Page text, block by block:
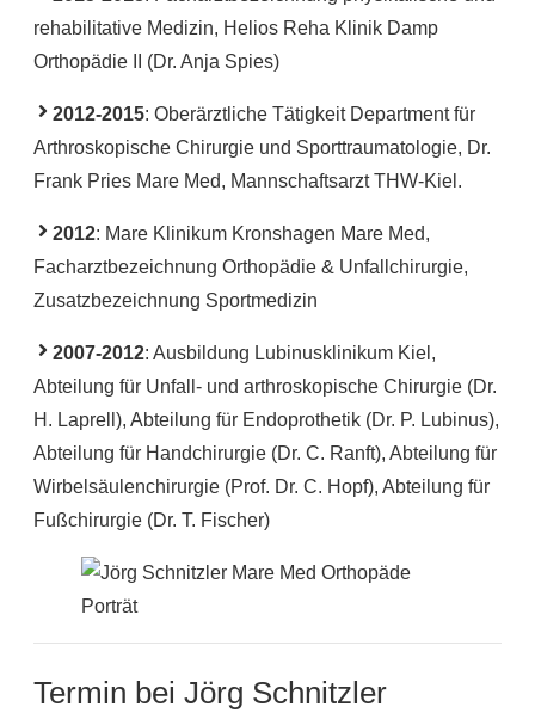
rehabilitative Medizin, Helios Reha Klinik Damp
Orthopädie II (Dr. Anja Spies)
2012-2015: Oberärztliche Tätigkeit Department für
Arthroskopische Chirurgie und Sporttraumatologie, Dr.
Frank Pries Mare Med, Mannschaftsarzt THW-Kiel.
2012: Mare Klinikum Kronshagen Mare Med,
Facharztbezeichnung Orthopädie & Unfallchirurgie,
Zusatzbezeichnung Sportmedizin
2007-2012: Ausbildung Lubinusklinikum Kiel,
Abteilung für Unfall- und arthroskopische Chirurgie (Dr.
H. Laprell), Abteilung für Endoprothetik (Dr. P. Lubinus),
Abteilung für Handchirurgie (Dr. C. Ranft), Abteilung für
Wirbelsäulenchirurgie (Prof. Dr. C. Hopf), Abteilung für
Fußchirurgie (Dr. T. Fischer)
Termin bei Jörg Schnitzler